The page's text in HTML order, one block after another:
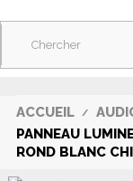
ACCUEIL
PANNEAU
ROND BLANC